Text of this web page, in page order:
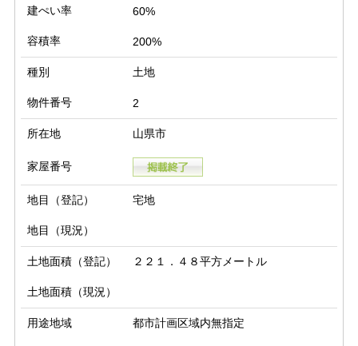
建ぺい率 60%
容積率 200%
種別 土地
物件番号 2
所在地 山県市
家屋番号
地目（登記） 宅地
地目（現況）
土地面積（登記） ２２１．４８平方メートル
土地面積（現況）
用途地域 都市計画区域内無指定